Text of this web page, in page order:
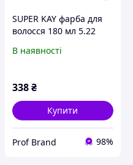
SUPER KAY фарба для
волосся 180 мл 5.22
фіолетовий
В наявності
338₴
Купити
Prof Brand 98%